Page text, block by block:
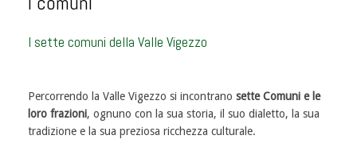
I sette comuni della Valle Vigezzo
Percorrendo la Valle Vigezzo si incontrano sette Comuni e le
loro frazioni, ognuno con la sua storia, il suo dialetto, la sua
tradizione e la sua preziosa ricchezza culturale.